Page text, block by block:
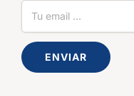
ENVIAR